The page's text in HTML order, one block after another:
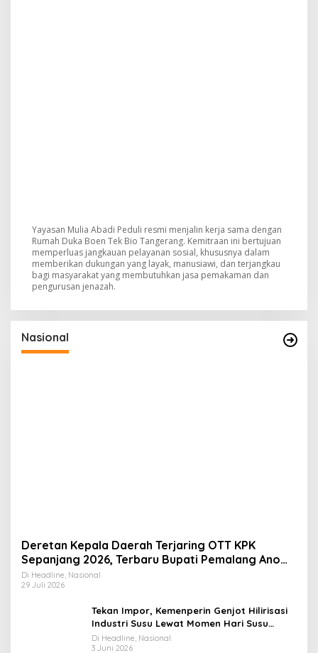
Yayasan Mulia Abadi Peduli resmi menjalin kerja sama dengan
Rumah Duka Boen Tek Bio Tangerang. Kemitraan ini bertujuan
memperluas jangkauan pelayanan sosial, khususnya dalam
memberikan dukungan yang layak, manusiawi, dan terjangkau
bagi masyarakat yang membutuhkan jasa pemakaman dan
pengurusan jenazah.
Nasional
Deretan Kepala Daerah Terjaring OTT KPK
Sepanjang 2026, Terbaru Bupati Pemalang Anom
Widiyantoro
Di Headline, Nasional
29 Juli 2026
Tekan Impor, Kemenperin Genjot Hilirisasi
Industri Susu Lewat Momen Hari Susu
Nusantara 2026
Di Headline, Nasional
3 Juni 2026